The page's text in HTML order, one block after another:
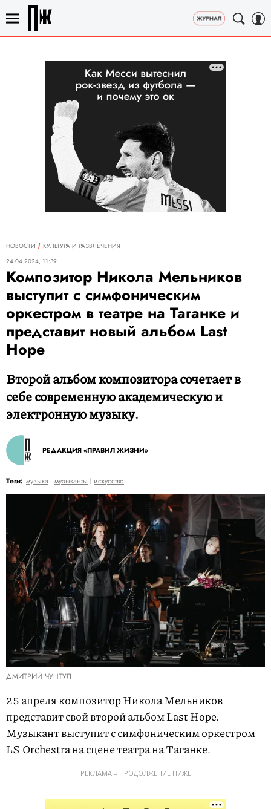
НОВОСТИ
КУЛЬТУРА И РАЗВЛЕЧЕНИЯ
24.04.2024, 11:39
Композитор Никола Мельников
выступит с симфоническим
оркестром в театре на Таганке и
представит новый альбом Last
Hope
Второй альбом композитора сочетает в
себе современную академическую и
электронную музыку.
РЕДАКЦИЯ «ПРАВИЛ ЖИЗНИ»
Теги: музыка музыканты искусство
ДМИТРИЙ ЧУНТУЛ
25 апреля композитор Никола Мельников
представит свой второй альбом Last Hope.
Музыкант выступит с симфоническим оркестром
LS Orchestra на сцене театра на Таганке.
РЕКЛАМА – ПРОДОЛЖЕНИЕ НИЖЕ